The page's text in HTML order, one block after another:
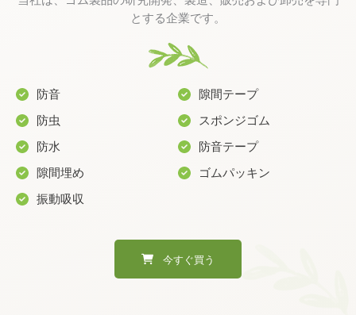
とする企業です。
防音
防虫
防水
隙間埋め
振動吸収
隙間テープ
スポンジゴム
防音テープ
ゴムパッキン
今すぐ買う